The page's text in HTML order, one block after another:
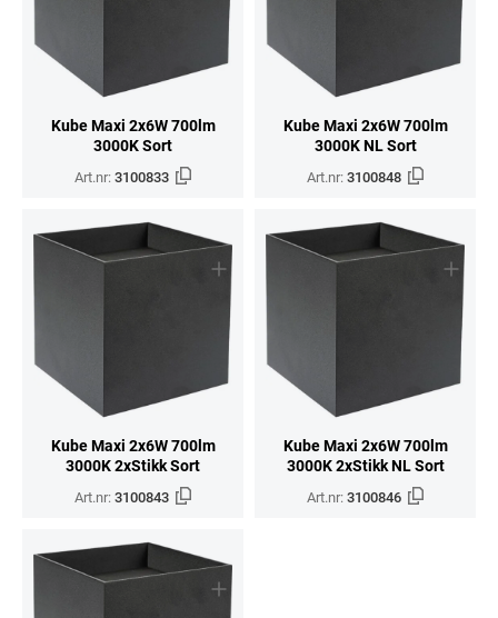
Kube Maxi 2x6W 700lm
3000K Sort
Art.nr:3100833
Kube Maxi 2x6W 700lm
3000K NL Sort
Art.nr:3100848
Kube Maxi 2x6W 700lm
3000K 2xStikk Sort
Art.nr:3100843
Kube Maxi 2x6W 700lm
3000K 2xStikk NL Sort
Art.nr:3100846